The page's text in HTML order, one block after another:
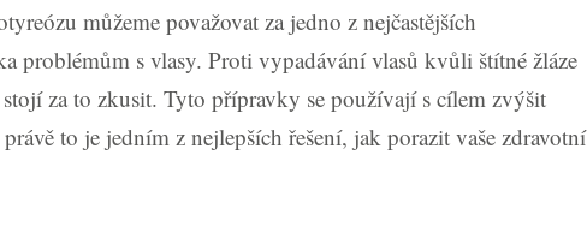
můžeme považovat za jedno z nejčastějších
problémům s vlasy. Proti vypadávání vlasů kvůli štítné žláze
stojí za to zkusit. Tyto přípravky se používají s cílem zvýšit
to je jedním z nejlepších řešení, jak porazit vaše zdravotní